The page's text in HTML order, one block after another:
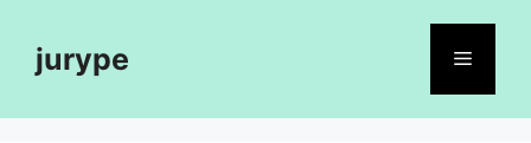
contentjurype Menu